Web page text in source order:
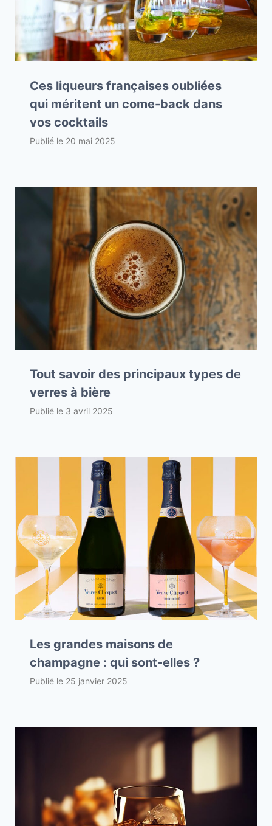
Ces liqueurs françaises oubliées
qui méritent un come-back dans
vos cocktails
Publié le 20 mai 2025
Tout savoir des principaux types de
verres à bière
Publié le 3 avril 2025
Les grandes maisons de
champagne : qui sont-elles ?
Publié le 25 janvier 2025